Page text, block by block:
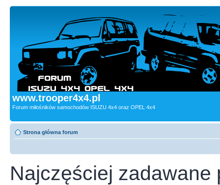
www.trooper4x4.pl
Forum miłośników samochodów ISUZU 4x4 oraz OPEL 4x4
Strona główna forum
Najczęściej zadawane